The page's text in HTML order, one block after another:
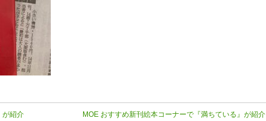
が紹介 MOE おすすめ新刊絵本コーナーで『満ちている』が紹介